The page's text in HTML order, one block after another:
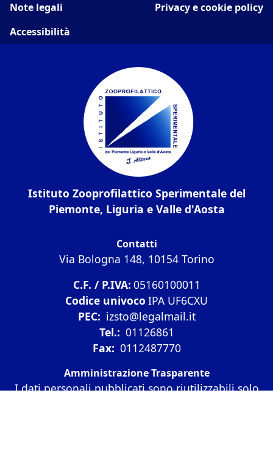
Note legali
Privacy e cookie policy
Accessibilità
Istituto Zooprofilattico Sperimentale del
Piemonte, Liguria e Valle d'Aosta
Contatti
Via Bologna 148, 10154 Torino
C.F. / P.IVA: 05160100011
Codice univoco IPA UF6CXU
PEC: izsto@legalmail.it
Tel.: 01126861
Fax: 0112487770
Amministrazione Trasparente
I dati personali pubblicati sono riutilizzabili solo